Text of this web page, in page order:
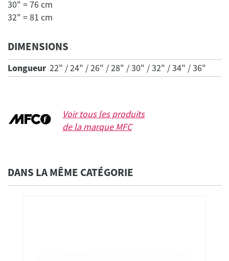
30" = 76 cm
32" = 81 cm
DIMENSIONS
Longueur 22" / 24" / 26" / 28" / 30" / 32" / 34" / 36"
Voir tous les produits
de la marqueMFC
DANS LA MÊME CATÉGORIE